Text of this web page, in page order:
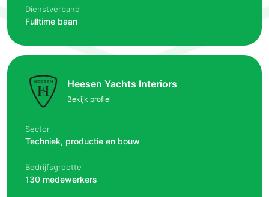
Dienstverband
Fulltime baan
Heesen Yachts Interiors
Bekijk profiel
Sector
Techniek, productie en bouw
Bedrijfsgrootte
130 medewerkers